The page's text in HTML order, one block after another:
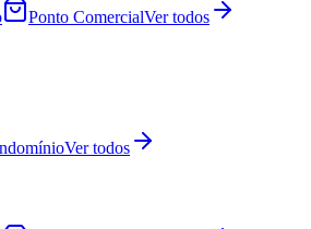
Ponto ComercialVer todos
Ver todos